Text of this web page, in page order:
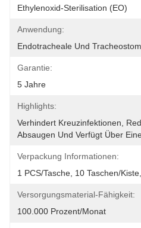
Ethylenoxid-Sterilisation (EO)
Anwendung:
Endotracheale Und
Garantie:
5 Jahre
Highlights:
Verhindert Kreuzinfektionen,
Absaugen Und Verfügt Über
Verpackung Informationen:
1 PCS/Tasche, 10 Taschen/
Versorgungsmaterial-Fähigkeit:
100.000 Prozent/Monat